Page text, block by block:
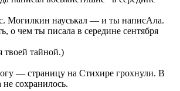
Могилкин науськал — и ты написАла.
о чем ты писала в середине сентября
твоей тайной.)
— страницу на Стихире грохнули. В
сохранилось.